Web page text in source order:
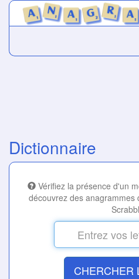
Dictionnaire
Vérifiez la présence d'un
découvrez des anagrammes
CHERCHER